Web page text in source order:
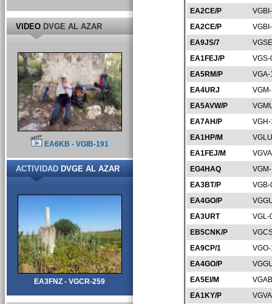
EA2CE/P
EA2CE/P
EA9JS/7
EA1FEJ/P
EA5RM/P
EA4URJ
EA5AVW/P
EA7AH/P
EA1HP/M
EA1FEJ/M
EG4HAQ
EA3BT/P
EA4GO/P
EA3URT
VGL-
EB5CNK/P
EA9CP/1
EA4GO/P
EA5EI/M
EA1KY/P
VIDEODVGE AL AZAR
EA6KB - VGIB-191
ACTIVIDADDVGE AL AZAR
EA3FNZ - VGCR-259